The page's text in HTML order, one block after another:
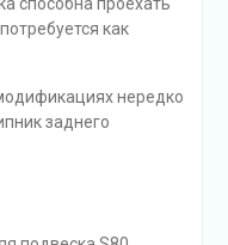
способна проехать
как
нередко
заднего